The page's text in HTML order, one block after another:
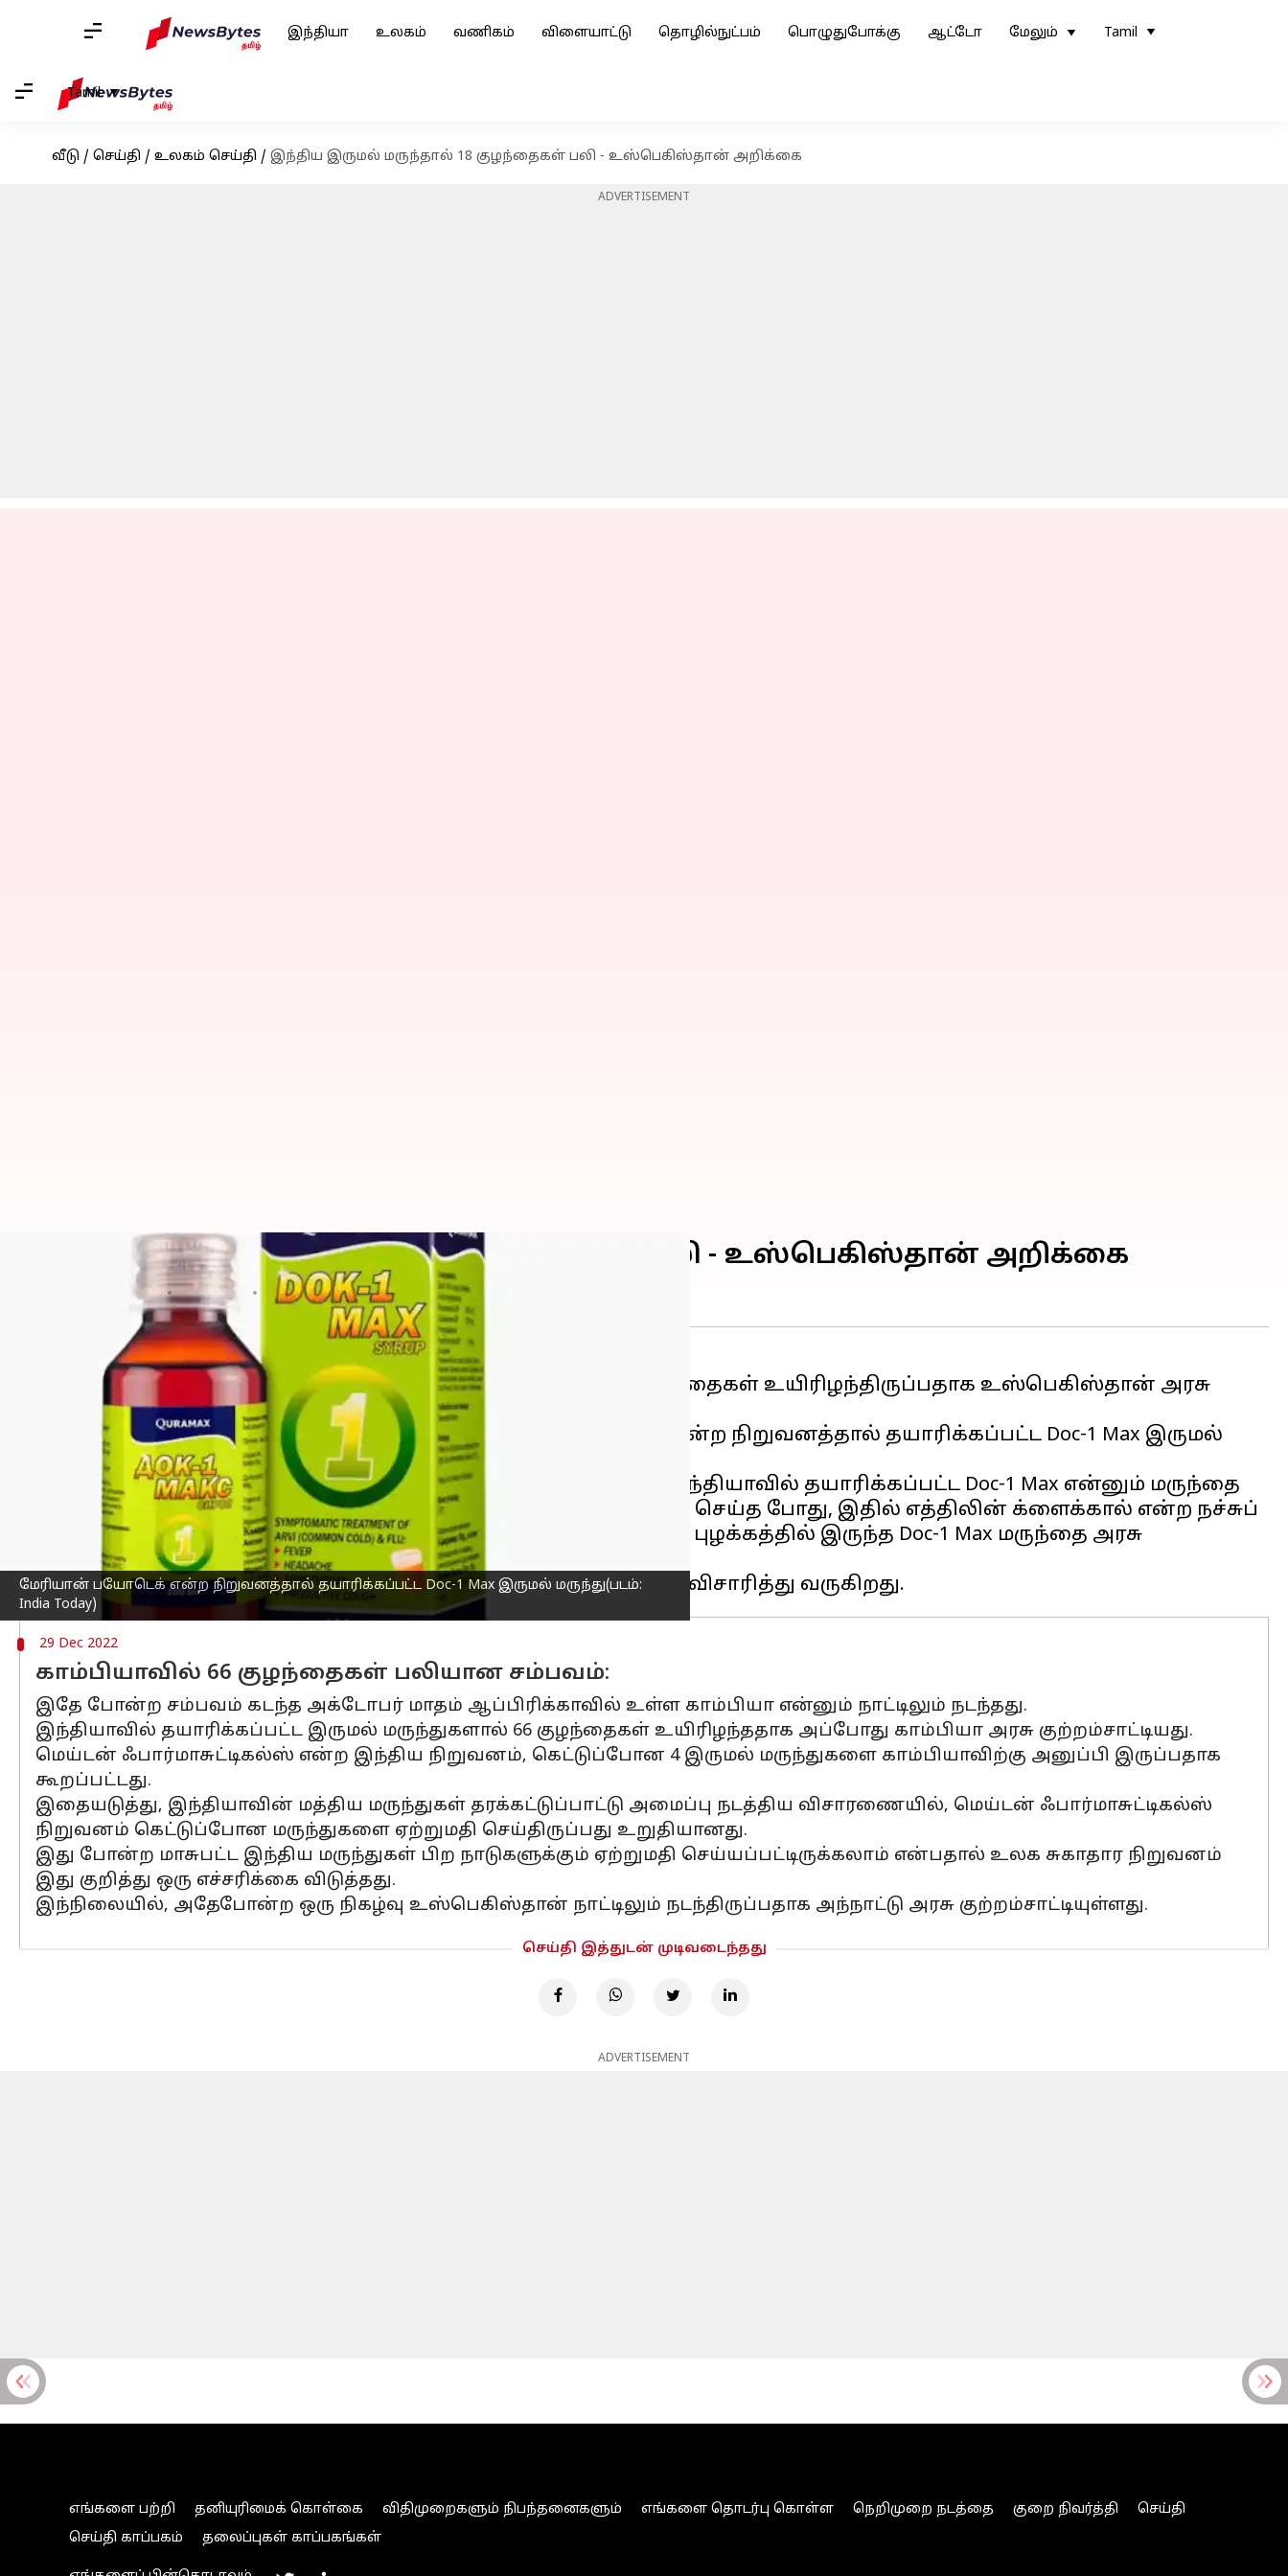
இந்தியா உலகம் வணிகம் விளையாட்டு தொழில்நுட்பம் பொழுதுபோக்கு ஆட்டோ மேலும் Tamil
Tamil
வீடு / செய்தி / உலகம் செய்தி / இந்திய இருமல் மருந்தால் 18 குழந்தைகள் பலி - உஸ்பெகிஸ்தான் அறிக்கை
ADVERTISEMENT
மேரியான் பயோடெக் என்ற நிறுவனத்தால் தயாரிக்கப்பட்ட Doc-1 Max இருமல் மருந்து(படம்:
India Today)
இந்திய இருமல் மருந்தால் 18 குழந்தைகள் பலி - உஸ்பெகிஸ்தான் அறிக்கை
Sindhuja SM Dec 29, 2022 12:10 pm
செய்தி முன்னோட்டம்
இந்தியாவில் தயாரித்த இருமல் மருந்தால் தங்கள் நாட்டில் 18 குழந்தைகள் உயிரிழந்திருப்பதாக உஸ்பெகிஸ்தான் அரசு
இந்தியாவின் மீது குற்றஞ்சாட்டியுள்ளது.
உ.பி. மாநிலம் நொய்டாவில் இயங்கி வரும் மேரியான் பயோடெக் என்ற நிறுவனத்தால் தயாரிக்கப்பட்ட Doc-1 Max இருமல்
மருந்தால் உஸ்பெகிஸ்தான் நாட்டில் பெரும் பரபரப்பு ஏறட்டுள்ளது.
இது குறித்து உஸ்பெகிஸ்தான் அரசு வெளியிட்ட அறிக்கையில், "இந்தியாவில் தயாரிக்கப்பட்ட Doc-1 Max என்னும் மருந்தை
குடித்ததால் குழந்தைகள் உயிரிழந்துள்ளனர். இந்த மருந்தை ஆய்வு செய்த போது, இதில் எத்திலின் க்ளைக்கால் என்ற நச்சுப்
பொருள் பயன்படுத்தப்பட்டிருப்பது தெரியவந்தது. இதனையடுத்து, புழக்கத்தில் இருந்த Doc-1 Max மருந்தை அரசு
முடங்கியுள்ளது" என்று குறிப்பிடப்பட்டிருக்கிறது.
29 Dec 2022
காம்பியாவில் 66 குழந்தைகள் பலியான சம்பவம்:
இதே போன்ற சம்பவம் கடந்த அக்டோபர் மாதம் ஆப்பிரிக்காவில் உள்ள காம்பியா என்னும் நாட்டிலும் நடந்தது.
இந்தியாவில் தயாரிக்கப்பட்ட இருமல் மருந்துகளால் 66 குழந்தைகள் உயிரிழந்ததாக அப்போது காம்பியா அரசு குற்றம்சாட்டியது.
மெய்டன் ஃபார்மாசுட்டிகல்ஸ் என்ற இந்திய நிறுவனம், கெட்டுப்போன 4 இருமல் மருந்துகளை காம்பியாவிற்கு அனுப்பி இருப்பதாக
கூறப்பட்டது.
இதையடுத்து, இந்தியாவின் மத்திய மருந்துகள் தரக்கட்டுப்பாட்டு அமைப்பு நடத்திய விசாரணையில், மெய்டன் ஃபார்மாசுட்டிகல்ஸ்
நிறுவனம் கெட்டுப்போன மருந்துகளை ஏற்றுமதி செய்திருப்பது உறுதியானது.
இது போன்ற மாசுபட்ட இந்திய மருந்துகள் பிற நாடுகளுக்கும் ஏற்றுமதி செய்யப்பட்டிருக்கலாம் என்பதால் உலக சுகாதார நிறுவனம்
இது குறித்து ஒரு எச்சரிக்கை விடுத்தது.
இந்நிலையில், அதேபோன்ற ஒரு நிகழ்வு உஸ்பெகிஸ்தான் நாட்டிலும் நடந்திருப்பதாக அந்நாட்டு அரசு குற்றம்சாட்டியுள்ளது.
செய்தி இத்துடன் முடிவடைந்தது
ADVERTISEMENT
எங்களை பற்றி தனியுரிமைக் கொள்கை விதிமுறைகளும் நிபந்தனைகளும் எங்களை தொடர்பு கொள்ள நெறிமுறை நடத்தை குறை நிவர்த்தி
செய்தி
செய்தி காப்பகம்
தலைப்புகள் காப்பகங்கள்